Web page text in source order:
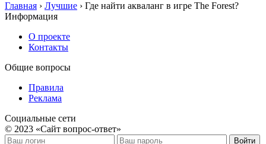
Главная › Лучшие › Где найти акваланг в игре The Forest?
Информация
О проекте
Контакты
Общие вопросы
Правила
Реклама
Социальные сети
© 2023 «Сайт вопрос-ответ»
Войти